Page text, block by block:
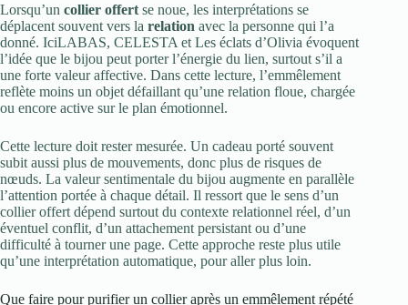
Lorsqu’un collier offert se noue, les interprétations se
déplacent souvent vers la relation avec la personne qui l’a
donné. IciLABAS, CELESTA et Les éclats d’Olivia évoquent
l’idée que le bijou peut porter l’énergie du lien, surtout s’il a
une forte valeur affective. Dans cette lecture, l’emmêlement
reflète moins un objet défaillant qu’une relation floue, chargée
ou encore active sur le plan émotionnel.
Cette lecture doit rester mesurée. Un cadeau porté souvent
subit aussi plus de mouvements, donc plus de risques de
nœuds. La valeur sentimentale du bijou augmente en parallèle
l’attention portée à chaque détail. Il ressort que le sens d’un
collier offert dépend surtout du contexte relationnel réel, d’un
éventuel conflit, d’un attachement persistant ou d’une
difficulté à tourner une page. Cette approche reste plus utile
qu’une interprétation automatique, pour aller plus loin.
Que faire pour purifier un collier après un emmêlement répété